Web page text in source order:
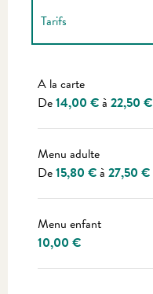
Tarifs
A la carte
De14,00 €à 22,50 €
Menu adulte
De15,80 €à 27,50 €
Menu enfant
10,00 €